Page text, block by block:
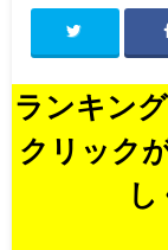
ランキン
クリック